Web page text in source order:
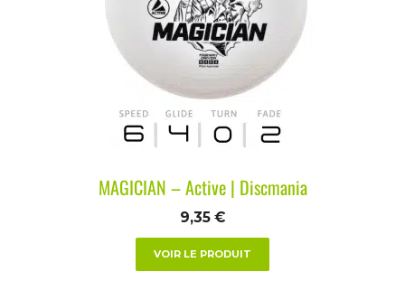
MAGICIAN – Active | Discmania
9,35 €
VOIR LE PRODUIT